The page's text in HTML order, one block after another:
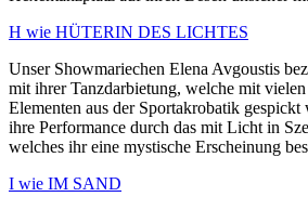
H wie HÜTERIN DES LICHTES
Unser Showmariechen Elena Avgoustis
mit ihrer Tanzdarbietung, welche mit
Elementen aus der Sportakrobatik
ihre Performance durch das mit Licht in
welches ihr eine mystische Erscheinung
I wie IM SAND